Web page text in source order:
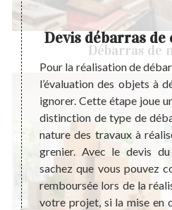
Débarras de
de
ou
ce
lieu
du
la
Devis débarras
Pour la réalisation de
l’évaluation des objets à
ignorer. Cette étape joue
distinction de type de
nature des travaux à
grenier. Avec le devis
sachez que vous pouvez
remboursée lors de la
votre projet, si la mise